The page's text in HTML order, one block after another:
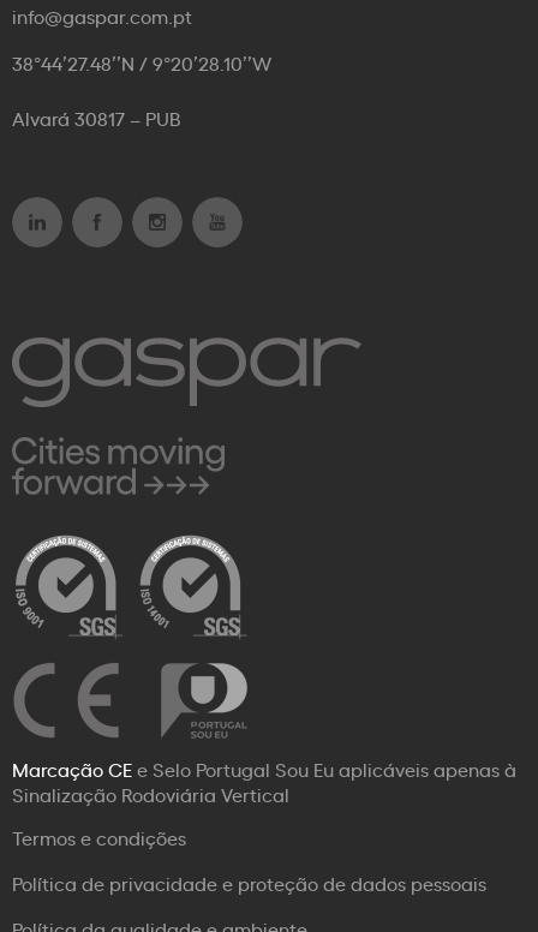
info@gaspar.com.pt
38°44’27.48’’N / 9°20’28.10’’W
Alvará 30817 – PUB
Marcação CEe Selo Portugal Sou Eu aplicáveis apenas à
Sinalização Rodoviária Vertical
Termos e condições
Política de privacidade e proteção de dados pessoais